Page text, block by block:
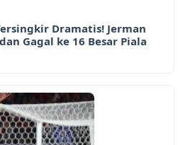
Dramatis! Jerman
Gagal ke 16 Besar Piala